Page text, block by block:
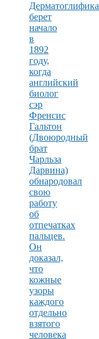
Дерматоглифика
берет
начало
в
1892
году,
когда
английский
биолог
сэр
Френсис
Гальтон
(Двоюродный
брат
Чарльза
Дарвина)
обнародовал
свою
работу
об
отпечатках
пальцев.
Он
доказал,
что
кожные
узоры
каждого
отдельно
взятого
человека